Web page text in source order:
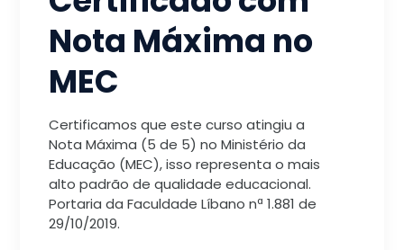
Nota Máxima no
MEC
Certificamos que este curso atingiu a
Nota Máxima (5 de 5) no Ministério da
Educação (MEC), isso representa o mais
alto padrão de qualidade educacional.
Portaria da Faculdade Líbano nª 1.881 de
29/10/2019.